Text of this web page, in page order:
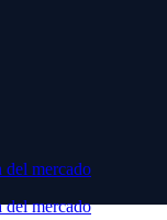
del mercado
del mercado